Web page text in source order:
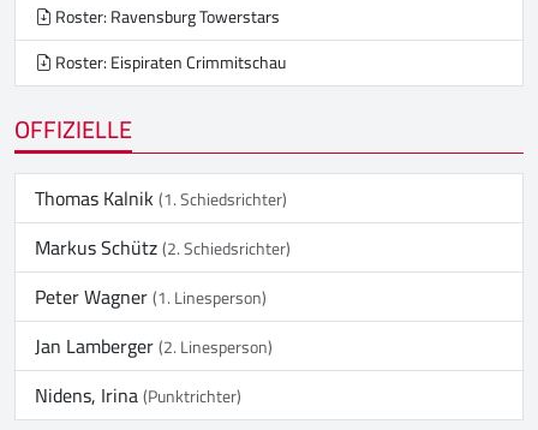
Roster: Ravensburg Towerstars
Roster: Eispiraten Crimmitschau
OFFIZIELLE
Thomas Kalnik(1. Schiedsrichter)
Markus Schütz(2. Schiedsrichter)
Peter Wagner(1. Linesperson)
Jan Lamberger(2. Linesperson)
Nidens, Irina(Punktrichter)